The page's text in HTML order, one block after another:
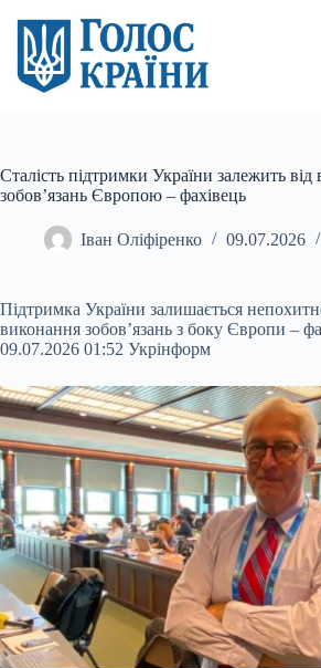
вмісту
Сталість підтримки України залежить від
зобов’язань Європою – фахівець
Іван Оліфіренко 09.07.2026
Підтримка України залишається
виконання зобов’язань з боку Європи –
09.07.2026 01:52 Укрінформ